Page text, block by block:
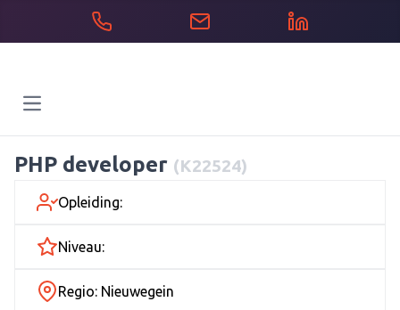
Open main menu
PHP developer (K22524)
Opleiding:
Niveau:
Regio: Nieuwegein